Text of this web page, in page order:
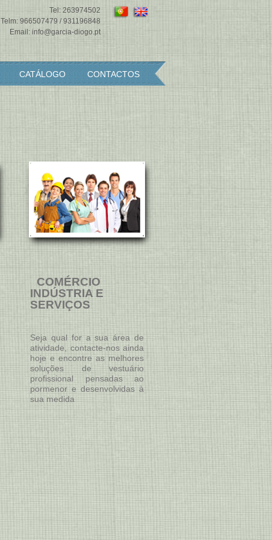
Tel: 263974502
Telm: 966507479 /931196848
Email: info@garcia-diogo.pt
CATÁLOGO CONTACTOS
COMÉRCIO
INDÚSTRIA E
SERVIÇOS
Seja qual for a sua área de
atividade, contacte-nos ainda
hoje e encontre as melhores
soluções de vestuário
profissional pensadas ao
pormenor e desenvolvidas à
sua medida